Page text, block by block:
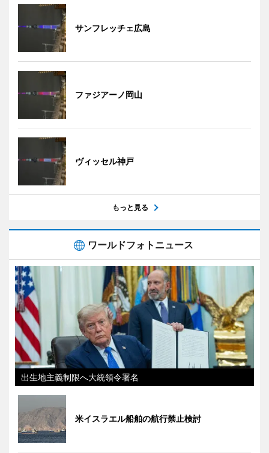
サンフレッチェ広島
ファジアーノ岡山
ヴィッセル神戸
もっと見る
ワールドフォトニュース
出生地主義制限へ大統領令署名
米イスラエル船舶の航行禁止検討